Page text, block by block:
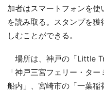
加者はスマートフォンを使
を読み取る。スタンプを
しむことができる。
場所は、神戸の「Little
「神戸三宮フェリー・タ
船内」、宮崎市の「一葉